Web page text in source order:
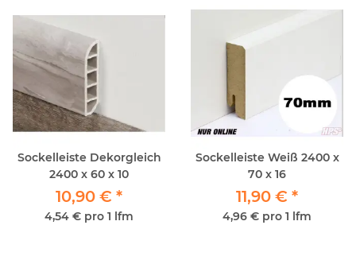
Sockelleiste Dekorgleich
2400 x 60 x 10
10,90 € *
4,54 € pro 1 lfm
Sockelleiste Weiß 2400 x
70 x 16
11,90 € *
4,96 € pro 1 lfm